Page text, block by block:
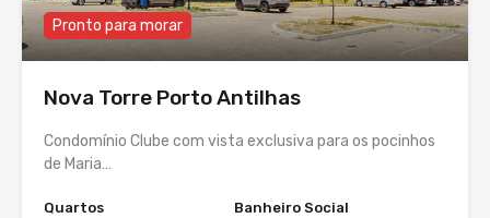
Pronto para morar
Nova Torre Porto Antilhas
Condomínio Clube com vista exclusiva para os pocinhos
de Maria…
Quartos
Banheiro Social